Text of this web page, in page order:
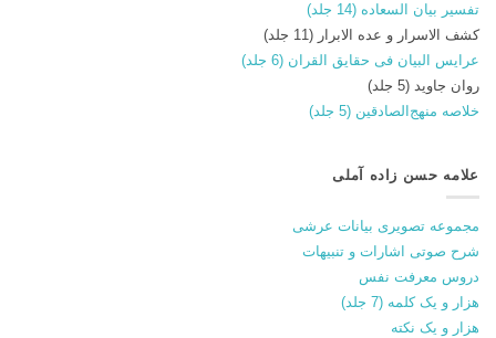
تفسیر بیان السعاده (14 جلد)
کشف الاسرار و عده الابرار (11 جلد)
عرایس البیان فی حقایق القران (6 جلد)
روان جاوید (5 جلد)
خلاصه منهج‌الصادقین (5 جلد)
علامه حسن زاده آملی
مجموعه تصویری بیانات عرشی
شرح صوتی اشارات و تنبیهات
دروس معرفت نفس
هزار و یک کلمه (7 جلد)
هزار و یک نکته